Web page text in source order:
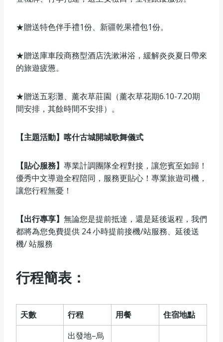
★贈送特色伴手禮1份、新疆乾果禮包1份。
★贈送庫車段商務型酒店洗漱淋浴，緩解炎炎夏日帶來
的旅遊疲憊。
★贈送五彩灘、薰衣草莊園（薰衣草花期6.10-7.20期
間安排，其餘時間不安排）。
【主題活動】 喀什古城開城歌舞儀式
【貼心服務】 專業計調團隊全程對接，讓您賓至如歸！
優秀中文導遊全程陪同，服務更貼心！專業旅遊司機，
讓您行程無憂！
【出行專享】 無論您是提前抵達，還是延後返程，我們
都將為您免費提供 24 小時提前接機/站服務、延後送
機/ 站服務
行程簡表：
天數 行程 用餐 住宿地點
出發地–烏